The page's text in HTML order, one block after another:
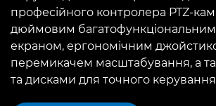
професійного контролера PTZ-
дюймовим
екраном, ергономічним
перемикачем масштабування, а
та дисками для точного